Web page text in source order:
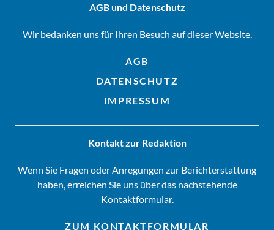
AGB und Datenschutz
Wir bedanken uns für Ihren Besuch auf dieser Website.
AGB
DATENSCHUTZ
IMPRESSUM
Kontakt zur Redaktion
Wenn Sie Fragen oder Anregungen zur Berichterstattung
haben, erreichen Sie uns über das nachstehende
Kontaktformular.
ZUM KONTAKTFORMULAR